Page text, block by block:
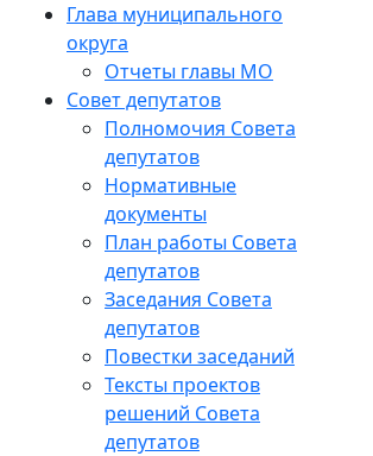
Глава муниципального
округа
Отчеты главы МО
Совет депутатов
Полномочия Совета
депутатов
Нормативные
документы
План работы Совета
депутатов
Заседания Cовета
депутатов
Повестки заседаний
Тексты проектов
решений Совета
депутатов